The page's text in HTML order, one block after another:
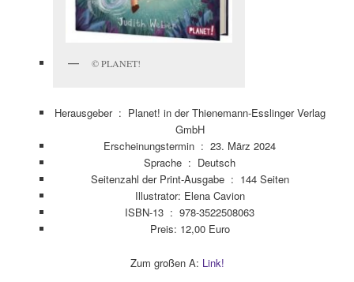
© PLANET!
Herausgeber ‏ : ‎ Planet! in der Thienemann-Esslinger Verlag
GmbH
Erscheinungstermin ‏ : ‎23. März 2024
Sprache ‏ : ‎ Deutsch
Seitenzahl der Print-Ausgabe ‏ : ‎ 144 Seiten
Illustrator: Elena Cavion
ISBN-13 ‏ : ‎978-3522508063
Preis: 12,00 Euro
Zum großen A: Link!